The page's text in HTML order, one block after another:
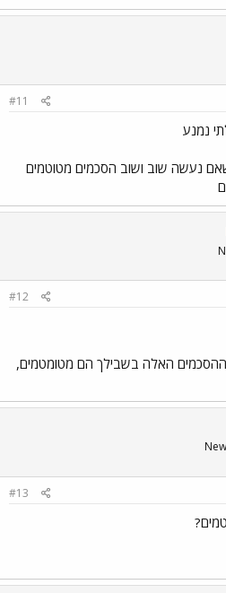
#11
נמנע
נעשה שוב ושוב הסכמים מטוטמים
#12
האלה בשבילך הם מטומטמים,
#13